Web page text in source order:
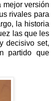
mejor versión
rivales para
la historia
las que les
decisivo set,
partido que